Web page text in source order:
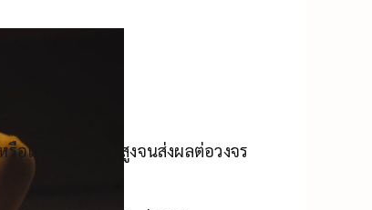
อเกิดความร้อนสูงจนส่งผลต่อวงจร